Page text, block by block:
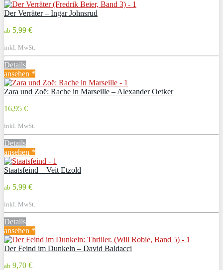
Der Verräter – Ingar Johnsrud
ab 5,99 €
inkl. MwSt.
Details
ansehen *
Zara und Zoë: Rache in Marseille – Alexander Oetker
16,95 €
inkl. MwSt.
Details
ansehen *
Staatsfeind – Veit Etzold
ab 5,99 €
inkl. MwSt.
Details
ansehen *
Der Feind im Dunkeln – David Baldacci
ab 9,70 €